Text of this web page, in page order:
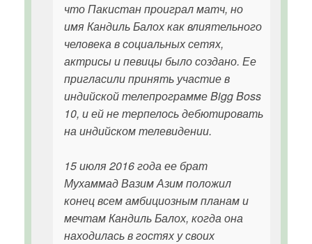
что Пакистан проиграл матч, но
имя Кандиль Балох как влиятельного
человека в социальных сетях,
актрисы и певицы было создано. Ее
пригласили принять участие в
индийской телепрограмме Bigg Boss
10, и ей не терпелось дебютировать
на индийском телевидении.
15 июля 2016 года ее брат
Мухаммад Вазим Азим положил
конец всем амбициозным планам и
мечтам Кандиль Балох, когда она
находилась в гостях у своих